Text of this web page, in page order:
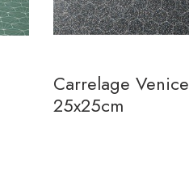
Carrelage Venice
25x25cm